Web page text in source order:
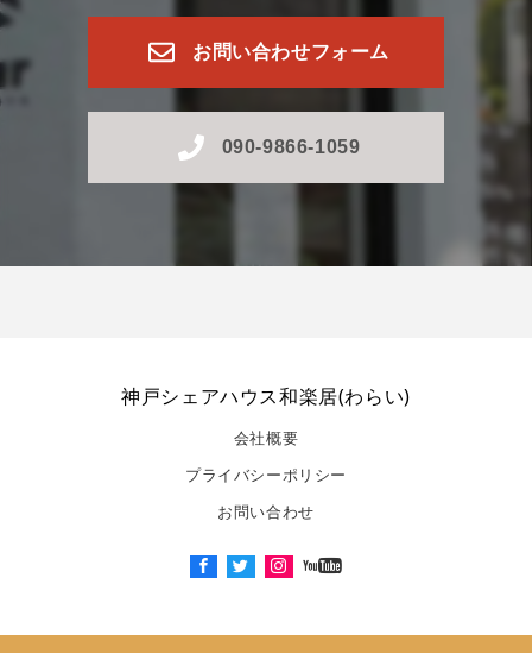
お問い合わせフォーム
090-9866-1059
神戸シェアハウス和楽居(わらい)
会社概要
プライバシーポリシー
お問い合わせ